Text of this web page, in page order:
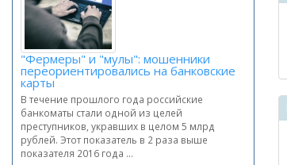
"Фермеры" и "мулы": мошенники
переориентировались на банковские
карты
В течение прошлого года российские
банкоматы стали одной из целей
преступников, укравших в целом 5 млрд
рублей. Этот показатель в 2 раза выше
показателя 2016 года ...